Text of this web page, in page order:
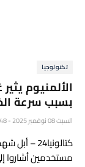
تكنولوجيا
بسبب سرعة
السبت 08 نوفمبر 2025 - 17:48
مستخدمين أشاروا